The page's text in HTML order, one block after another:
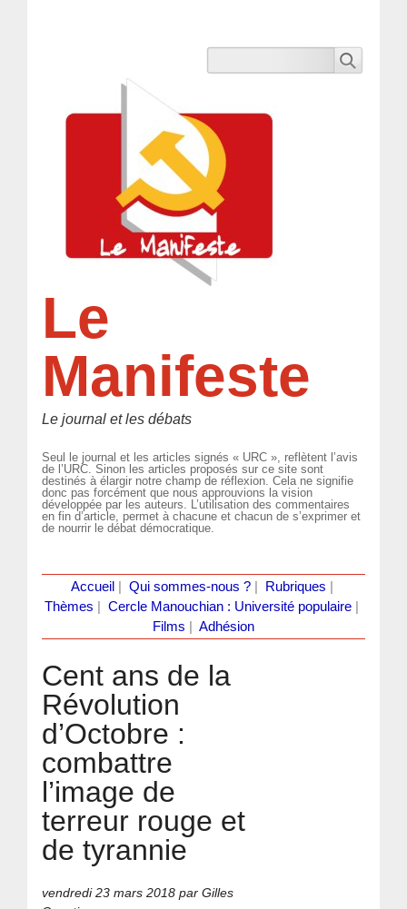
Le
Manifeste
Le journal et les débats
Seul le journal et les articles signés « URC », reflètent l’avis
de l’URC. Sinon les articles proposés sur ce site sont
destinés à élargir notre champ de réflexion. Cela ne signifie
donc pas forcément que nous approuvions la vision
développée par les auteurs. L’utilisation des commentaires
en fin d’article, permet à chacune et chacun de s’exprimer et
de nourrir le débat démocratique.
Accueil Qui sommes-nous ?| Rubriques
Thèmes
Cercle Manouchian : Université populaire
Films
Adhésion
Cent ans de la
Révolution
d’Octobre :
combattre
l’image de
terreur rouge et
de tyrannie
vendredi 23 mars 2018 par Gilles